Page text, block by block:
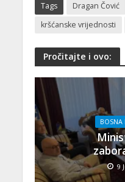
Tags Dragan Čović
kršćanske vrijednosti
Pročitajte i ovo:
BOSNA
9